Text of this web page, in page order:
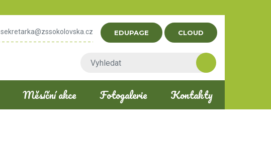
sekretarka@zssokolovska.cz EDUPAGE CLOUD
Měsíční akce Fotogalerie Kontakty